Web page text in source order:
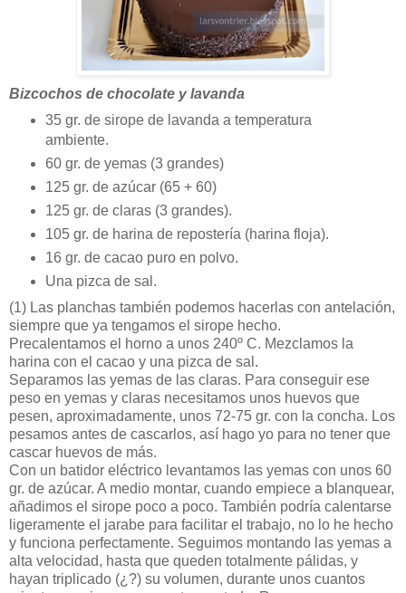
Bizcochos de chocolate y lavanda
35 gr. de sirope de lavanda a temperatura
ambiente.
60 gr. de yemas (3 grandes)
125 gr. de azúcar (65 + 60)
125 gr. de claras (3 grandes).
105 gr. de harina de repostería (harina floja).
16 gr. de cacao puro en polvo.
Una pizca de sal.
(1) Las planchas también podemos hacerlas con antelación,
siempre que ya tengamos el sirope hecho.
Precalentamos el horno a unos 240º C. Mezclamos la
harina con el cacao y una pizca de sal.
Separamos las yemas de las claras. Para conseguir ese
peso en yemas y claras necesitamos unos huevos que
pesen, aproximadamente, unos 72-75 gr. con la concha. Los
pesamos antes de cascarlos, así hago yo para no tener que
cascar huevos de más.
Con un batidor eléctrico levantamos las yemas con unos 60
gr. de azúcar. A medio montar, cuando empiece a blanquear,
añadimos el sirope poco a poco. También podría calentarse
ligeramente el jarabe para facilitar el trabajo, no lo he hecho
y funciona perfectamente. Seguimos montando las yemas a
alta velocidad, hasta que queden totalmente pálidas, y
hayan triplicado (¿?) su volumen, durante unos cuantos